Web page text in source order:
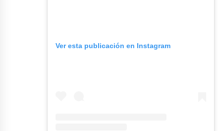
Ver esta publicación en Instagram